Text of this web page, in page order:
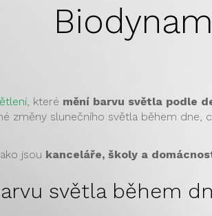
, které mění barvu světla podle
změny slunečního světla během
jsou kanceláře, školy a
světla během